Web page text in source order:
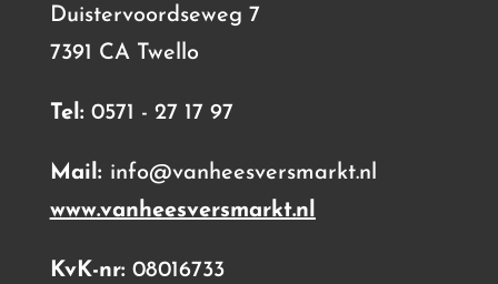
Duistervoordseweg 7
7391 CA Twello
Tel: 0571 - 27 17 97
Mail: info@vanheesversmarkt.nl
www.vanheesversmarkt.nl
KvK-nr: 08016733